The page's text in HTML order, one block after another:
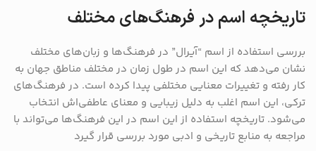
تاریخچه اسم در فرهنگ‌های مختلف
بررسی استفاده از اسم “آیرال” در فرهنگ‌ها و زبان‌های مختلف
نشان می‌دهد که این اسم در طول زمان در مختلف مناطق جهان به
کار رفته و تغییرات معنایی مختلفی پیدا کرده است. در فرهنگ‌های
ترکی، این اسم اغلب به دلیل زیبایی و معنای عاطفی‌اش انتخاب
می‌شود. تاریخچه استفاده از این اسم در این فرهنگ‌ها می‌تواند با
مراجعه به منابع تاریخی و ادبی مورد بررسی قرار گیرد